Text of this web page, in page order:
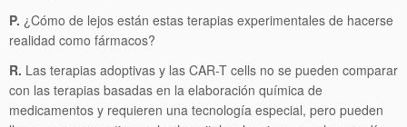
P. ¿Cómo de lejos están estas terapias experimentales de hacerse
realidad como fármacos?
R. Las terapias adoptivas y las CAR-T cells no se pueden comparar
con las terapias basadas en la elaboración química de
medicamentos y requieren una tecnología especial, pero pueden